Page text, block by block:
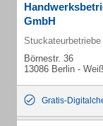
GmbH
Stuckateurbetriebe
Börnestr. 36
13086 Berlin -
Gratis-